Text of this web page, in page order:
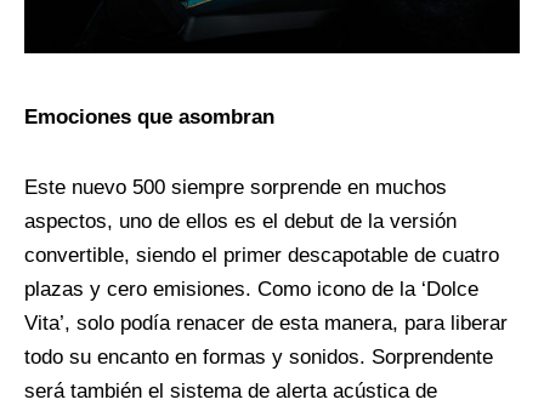
Emociones que asombran
Este nuevo 500 siempre sorprende en muchos
aspectos, uno de ellos es el debut de la versión
convertible, siendo el primer descapotable de cuatro
plazas y cero emisiones. Como icono de la ‘Dolce
Vita’, solo podía renacer de esta manera, para liberar
todo su encanto en formas y sonidos. Sorprendente
será también el sistema de alerta acústica de